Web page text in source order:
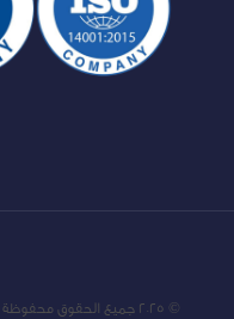
© 2025 جميع الحقوق محفوظة لاجاد المتقدمة للاستشارة الهندسية